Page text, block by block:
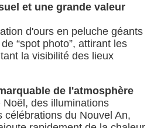
et une grande valeur
d'ours en peluche géants
“spot photo”, attirant les
la visibilité des lieux
de l'atmosphère
Noël, des illuminations
célébrations du Nouvel An,